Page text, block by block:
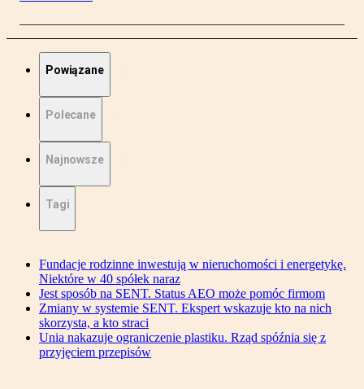
Powiązane
Polecane
Najnowsze
Tagi
Fundacje rodzinne inwestują w nieruchomości i energetykę.
Niektóre w 40 spółek naraz
Jest sposób na SENT. Status AEO może pomóc firmom
Zmiany w systemie SENT. Ekspert wskazuje kto na nich
skorzysta, a kto straci
Unia nakazuje ograniczenie plastiku. Rząd spóźnia się z
przyjęciem przepisów